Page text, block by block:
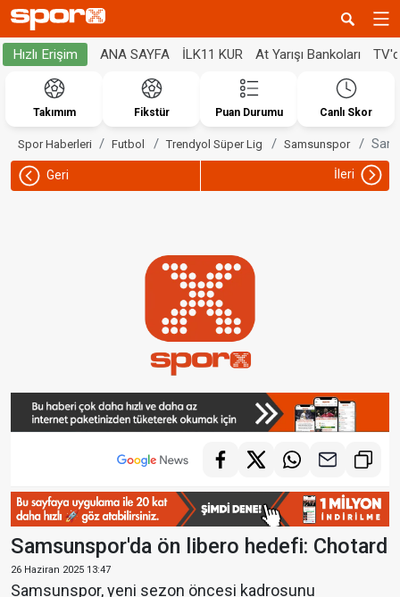
Hızlı Erişim ANA SAYFA İLK11 KUR At Yarışı Bankoları
Takımım Fikstür Puan Durumu Canlı Skor
Spor Haberleri Futbol Trendyol Süper Lig Samsunspor
Geri İleri
Samsunspor'da ön libero hedefi: Chotard
26 Haziran 2025 13:47
Samsunspor, yeni sezon öncesi kadrosunu